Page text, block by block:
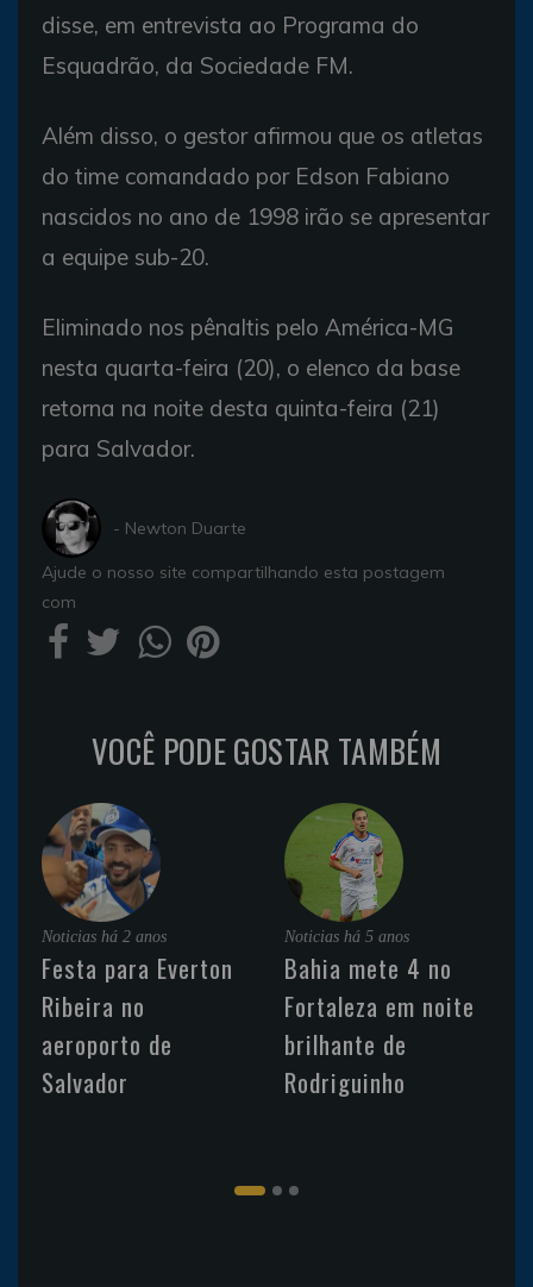
disse, em entrevista ao Programa do
Esquadrão, da Sociedade FM.
Além disso, o gestor afirmou que os atletas
do time comandado por Edson Fabiano
nascidos no ano de 1998 irão se apresentar
a equipe sub-20.
Eliminado nos pênaltis pelo América-MG
nesta quarta-feira (20), o elenco da base
retorna na noite desta quinta-feira (21)
para Salvador.
- Newton Duarte
Ajude o nosso site compartilhando esta postagem
com
VOCÊ PODE GOSTAR TAMBÉM
Noticias há 2 anos
Festa para Everton
Ribeira no
aeroporto de
Salvador
Noticias há 5 anos
Bahia mete 4 no
Fortaleza em noite
brilhante de
Rodriguinho